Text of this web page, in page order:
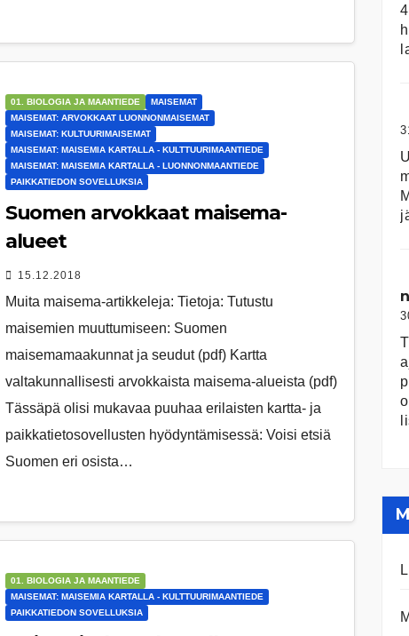
01. BIOLOGIA JA MAANTIEDE
MAISEMAT
MAISEMAT: ARVOKKAAT LUONNONMAISEMAT
MAISEMAT: KULTUURIMAISEMAT
MAISEMAT: MAISEMIA KARTALLA - KULTTUURIMAANTIEDE
MAISEMAT: MAISEMIA KARTALLA - LUONNONMAANTIEDE
PAIKKATIEDON SOVELLUKSIA
Suomen arvokkaat maisema-
alueet
15.12.2018
Muita maisema-artikkeleja: Tietoja: Tutustu
maisemien muuttumiseen: Suomen
maisemamaakunnat ja seudut (pdf) Kartta
valtakunnallisesti arvokkaista maisema-alueista (pdf)
Tässäpä olisi mukavaa puuhaa erilaisten kartta- ja
paikkatietosovellusten hyödyntämisessä: Voisi etsiä
Suomen eri osista…
01. BIOLOGIA JA MAANTIEDE
MAISEMAT: MAISEMIA KARTALLA - KULTTUURIMAANTIEDE
PAIKKATIEDON SOVELLUKSIA